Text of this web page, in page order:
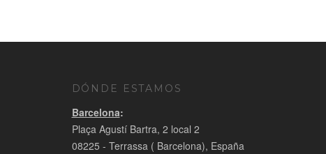
DÓNDE ESTAMOS
Barcelona:
Plaça Agustí Bartra, 2 local 2
08225 - Terrassa ( Barcelona), España